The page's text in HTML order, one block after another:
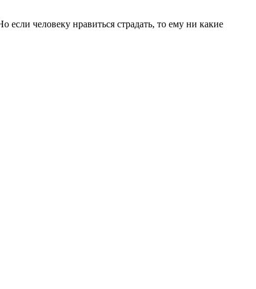
человеку нравиться страдать, то ему ни какие